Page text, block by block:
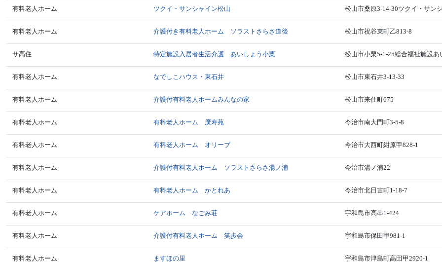
有料老人ホーム ツクイ・サンシャイン松山 松山市桑原3-14-30ツクイ・サン
有料老人ホーム 介護付き有料老人ホーム ソラストさらさ道後 松山市祝谷東町乙813-8
サ高住 特定施設入居者生活介護 あいしょう小栗 松山市小栗5-1-25総合福祉施設あ
有料老人ホーム なでしこハウス・東石井 松山市東石井3-13-33
有料老人ホーム 介護付有料老人ホームみんなの家 松山市来住町675
有料老人ホーム 有料老人ホーム 廣寿苑 今治市南大門町3-5-8
有料老人ホーム 有料老人ホーム オリーブ 今治市大西町紺原甲828-1
有料老人ホーム 介護付有料老人ホーム ソラストさらさ湯ノ浦 今治市湯ノ浦22
有料老人ホーム 有料老人ホーム かとれあ 今治市北日吉町1-18-7
有料老人ホーム ケアホーム なごみ荘 宇和島市高串1-424
有料老人ホーム 介護付有料老人ホーム 笑歩会 宇和島市保田甲981-1
有料老人ホーム ますほの里 宇和島市津島町高田甲2920-1